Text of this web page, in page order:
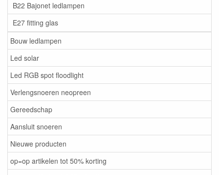
B22 Bajonet ledlampen
E27 fitting glas
Bouw ledlampen
Led solar
Led RGB spot floodlight
Verlengsnoeren neopreen
Gereedschap
Aansluit snoeren
Nieuwe producten
op=op artikelen tot 50% korting